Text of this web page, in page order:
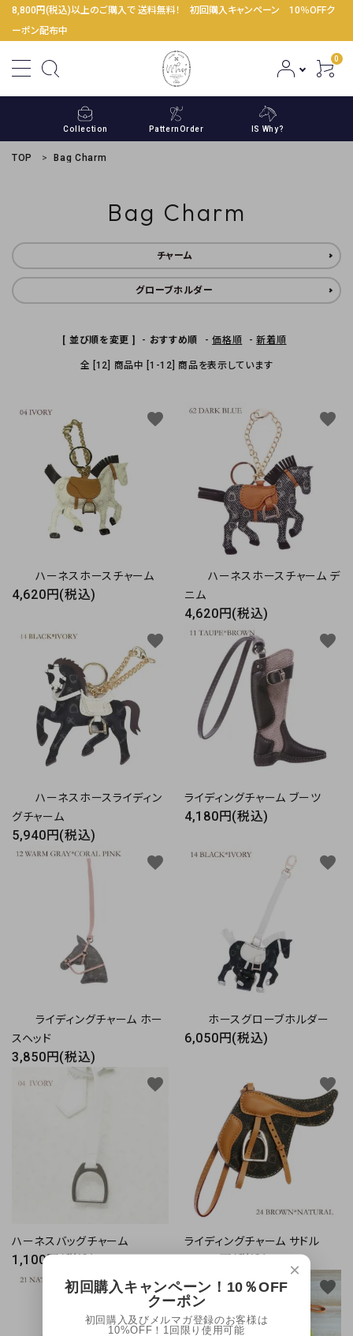
8,800円(税込)以上のご購入で 送料無料！ 初回購入キャンペーン 10％OFFク
ーポン配布中
0
Collection PatternOrder IS Why?
ようこそ ゲスト 様
meeting_room person 新規会員登録
プライバシーポリシー
特定商取引法について
お問い合わせ
TOP Bag Charm
Bag Charm
チャーム
グローブホルダー
[ 並び順を変更 ] - おすすめ順 -価格順 -新着順
全 [12] 商品中 [1-12] 商品を表示しています
ハーネスホースチャーム
4,620円(税込)
favorite
ハーネスホースチャーム デ
ニム
4,620円(税込)
favorite
ハーネスホースライディン
グチャーム
5,940円(税込)
favorite
ライディングチャーム ブーツ
4,180円(税込)
favorite
ライディングチャーム ホー
スヘッド
3,850円(税込)
favorite
ホースグローブホルダー
6,050円(税込)
favorite
ハーネスバッグチャーム
1,100円(税込)
favorite
ライディングチャーム サドル
4,180円(税込)
favorite
favorite favorite
×
初回購入キャンペーン！10％OFF
クーポン
初回購入及びメルマガ登録のお客様は
10%OFF！1回限り使用可能